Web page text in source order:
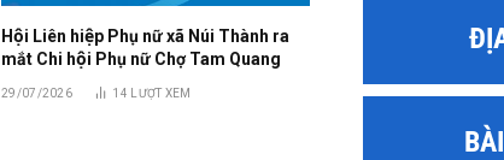
Hội Liên hiệp Phụ nữ xã Núi Thành ra
mắt Chi hội Phụ nữ Chợ Tam Quang
29/07/2026 14 LƯỢT XEM